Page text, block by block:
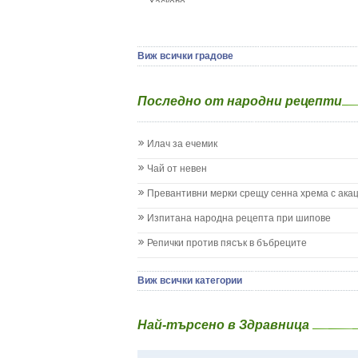
Детски диабет
Жълтеница
Запек на бебето и детето
Кашлица при бебето и детето
Колики
Менингит
Млечница
Нощно напикаване - енуреза
Плач
Хасково
Виж всички градове
Последно от народни рецепти
Илач за ечемик
Чай от невен
Превантивни мерки срещу сенна хрема с
Изпитана народна рецепта при шипове
Репички против пясък в бъбреците
Виж всички категории
Най-търсено в Здравница